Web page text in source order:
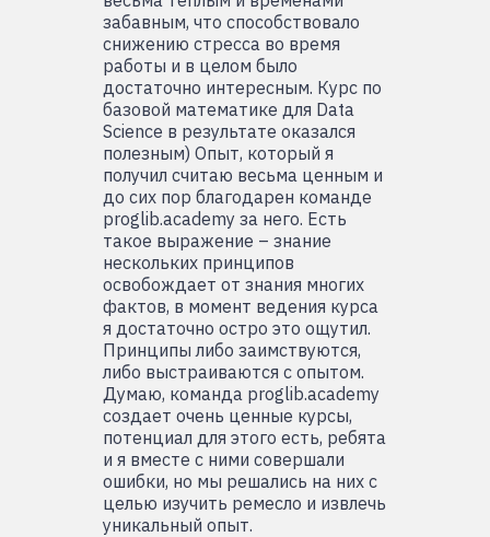
забавным, что способствовало
снижению стресса во время
работы и в целом было
достаточно интересным. Курс по
базовой математике для Data
Science в результате оказался
полезным) Опыт, который я
получил считаю весьма ценным и
до сих пор благодарен команде
proglib.academy за него. Есть
такое выражение – знание
нескольких принципов
освобождает от знания многих
фактов, в момент ведения курса
я достаточно остро это ощутил.
Принципы либо заимствуются,
либо выстраиваются с опытом.
Думаю, команда proglib.academy
создает очень ценные курсы,
потенциал для этого есть, ребята
и я вместе с ними совершали
ошибки, но мы решались на них с
целью изучить ремесло и извлечь
уникальный опыт.